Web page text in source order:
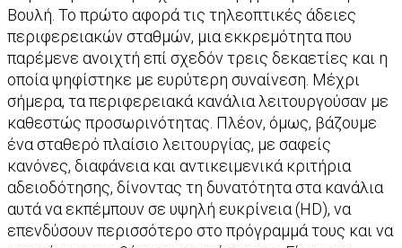
Βουλή. Το πρώτο αφορά τις τηλεοπτικές άδειες
περιφερειακών σταθμών, μια εκκρεμότητα που
παρέμενε ανοιχτή επί σχεδόν τρεις δεκαετίες και η
οποία ψηφίστηκε με ευρύτερη συναίνεση. Μέχρι
σήμερα, τα περιφερειακά κανάλια λειτουργούσαν με
καθεστώς προσωρινότητας. Πλέον, όμως, βάζουμε
ένα σταθερό πλαίσιο λειτουργίας, με σαφείς
κανόνες, διαφάνεια και αντικειμενικά κριτήρια
αδειοδότησης, δίνοντας τη δυνατότητα στα κανάλια
αυτά να εκπέμπουν σε υψηλή ευκρίνεια (HD), να
επενδύσουν περισσότερο στο πρόγραμμά τους και να